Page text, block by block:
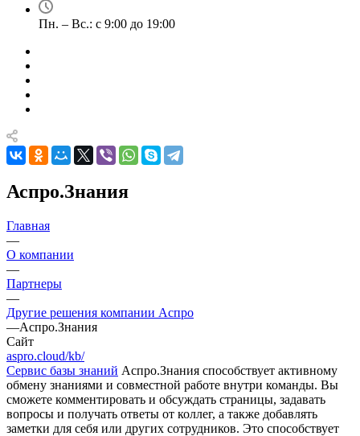
Пн. – Вс.: с 9:00 до 19:00
Аспро.Знания
Главная
—
О компании
—
Партнеры
—
Другие решения компании Аспро
—Аспро.Знания
Сайт
aspro.cloud/kb/
Сервис базы знаний Аспро.Знания способствует активному
обмену знаниями и совместной работе внутри команды. Вы
сможете комментировать и обсуждать страницы, задавать
вопросы и получать ответы от коллег, а также добавлять
заметки для себя или других сотрудников. Это способствует